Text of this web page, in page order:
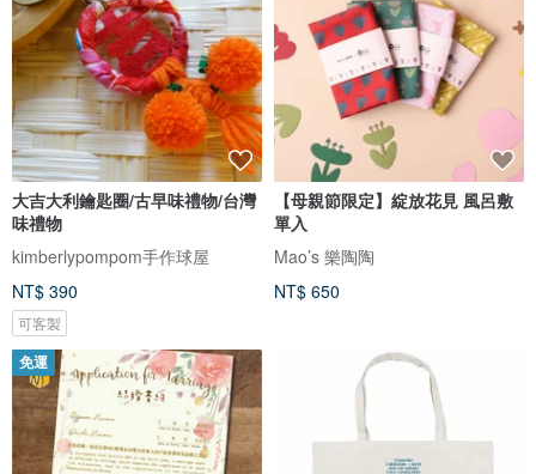
大吉大利鑰匙圈/古早味禮物/台灣
味禮物
kimberlypompom手作球屋
NT$ 390
可客製
【母親節限定】綻放花見 風呂敷
單入
Mao’s 樂陶陶
NT$ 650
免運